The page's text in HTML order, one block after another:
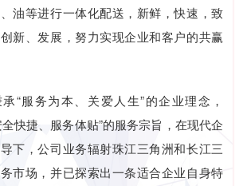
油等进行一体化配送，新鲜，快速，致
新、发展，努力实现企业和客户的共赢
“服务为本、关爱人生”的企业理念，
快捷、服务体贴”的服务宗旨，在现代企
下，公司业务辐射珠江三角洲和长江三
市场，并已探索出一条适合企业自身特